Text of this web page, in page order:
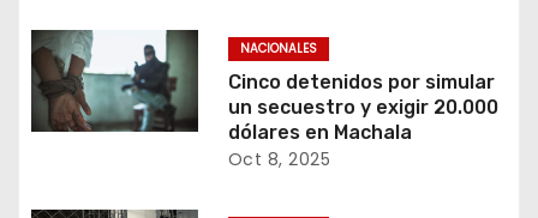
NACIONALES
Cinco detenidos por simular
un secuestro y exigir 20.000
dólares en Machala
Oct 8, 2025